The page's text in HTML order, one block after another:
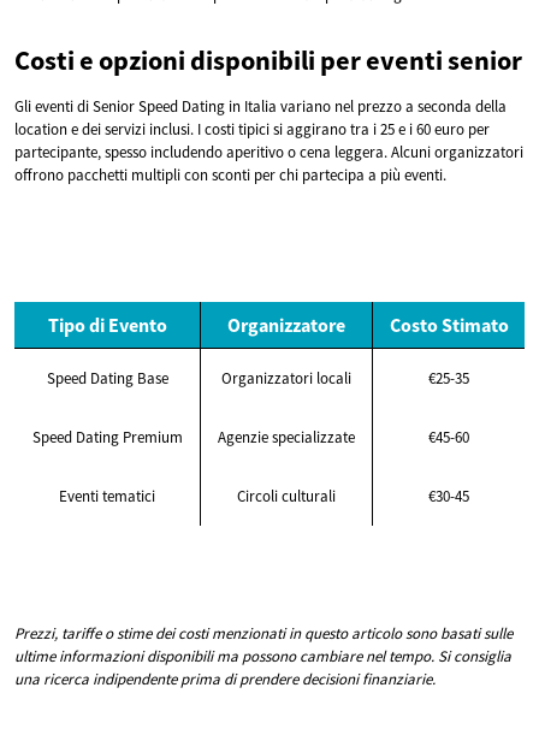
Costi e opzioni disponibili per eventi senior
Gli eventi di Senior Speed Dating in Italia variano nel prezzo a seconda della
location e dei servizi inclusi. I costi tipici si aggirano tra i 25 e i 60 euro per
partecipante, spesso includendo aperitivo o cena leggera. Alcuni organizzatori
offrono pacchetti multipli con sconti per chi partecipa a più eventi.
Tipo di Evento Organizzatore Costo Stimato
Speed Dating Base Organizzatori locali €25-35
Speed Dating Premium Agenzie specializzate €45-60
Eventi tematici Circoli culturali €30-45
Prezzi, tariffe o stime dei costi menzionati in questo articolo sono basati sulle
ultime informazioni disponibili ma possono cambiare nel tempo. Si consiglia
una ricerca indipendente prima di prendere decisioni finanziarie.